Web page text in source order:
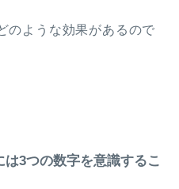
のような効果があるので
3つの数字を意識するこ